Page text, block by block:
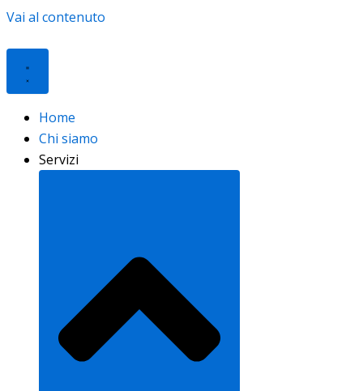
Vai al contenuto
Home
Chi siamo
Servizi